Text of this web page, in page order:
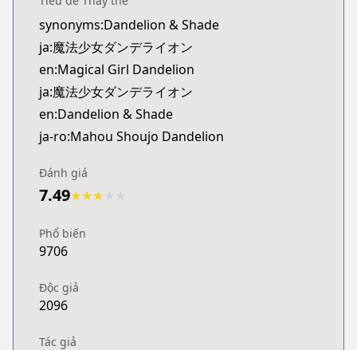
Official English
https://www.viz.com/vizmanga/chapters/
synonyms:Dandelion & Shade
ja:魔法少女ダンデライオン
en:Magical Girl Dandelion
ja:魔法少女ダンデライオン
en:Dandelion & Shade
ja-ro:Mahou Shoujo Dandelion
Đánh giá
7.49★★★
Phổ biến
9706
Độc giả
2096
Tác giả